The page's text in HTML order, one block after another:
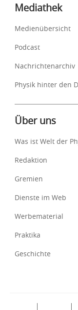
Mediathek
Medienübersicht
Podcast
Nachrichtenarchiv
Physik hinter den
Über uns
Was ist Welt der
Redaktion
Gremien
Dienste im Web
Werbematerial
Praktika
Geschichte